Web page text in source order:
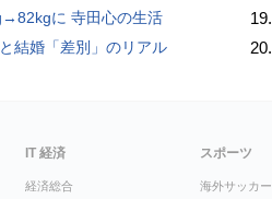
に 寺田心の生活
結婚「差別」のリアル
19.
20.
IT 経済
経済総合
スポーツ
海外サッカー